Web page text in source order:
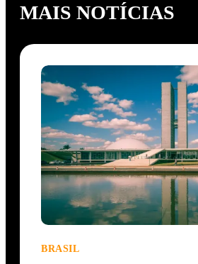
MAIS NOTÍCIAS
BRASIL